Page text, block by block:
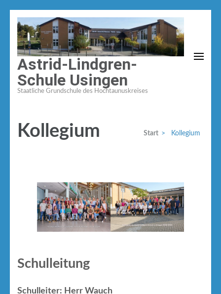
Zum
Inhalt
springen
(Enter
drücken)
Astrid-Lindgren-
Schule Usingen
Staatliche Grundschule des Hochtaunuskreises
Kollegium Start > Kollegium
Schulleitung
Schulleiter: Herr Wauch